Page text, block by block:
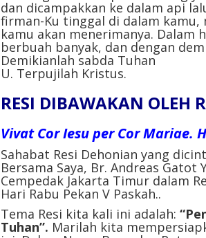
dan dicampakkan ke dalam api
firman-Ku tinggal di dalam kamu,
kamu akan menerimanya. Dalam
berbuah banyak, dan dengan
Demikianlah sabda Tuhan
U. Terpujilah Kristus.
RESI DIBAWAKAN
Vivat Cor Iesu per Cor Mariae.
Sahabat Resi Dehonian yang
Bersama Saya, Br. Andreas Gatot
Cempedak Jakarta Timur dalam
Hari Rabu Pekan V Paskah..
Tema Resi kita kali ini adalah: “
Tuhan”. Marilah kita